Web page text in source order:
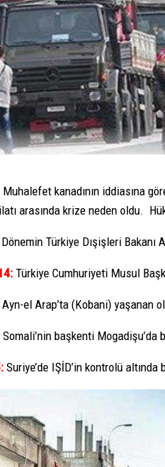
Muhalefet kanadının iddiasına
arasında krize neden oldu.
Dönemin Türkiye Dışişleri Bakanı
Türkiye Cumhuriyeti Musul
Ayn-el Arap’ta (Kobani) yaşanan
Somali’nin başkenti Mogadişu’da
Suriye’de IŞİD’in kontrolü